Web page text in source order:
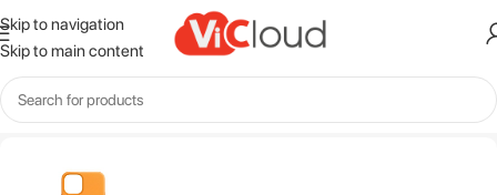
Skip to navigation
Skip to main content
Productos etiquetados “iPhone 17 Pro Max 256GB E-SIM Blanco”